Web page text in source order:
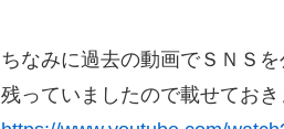
ちなみに過去の動画でＳＮＳ
残っていましたので載せてお